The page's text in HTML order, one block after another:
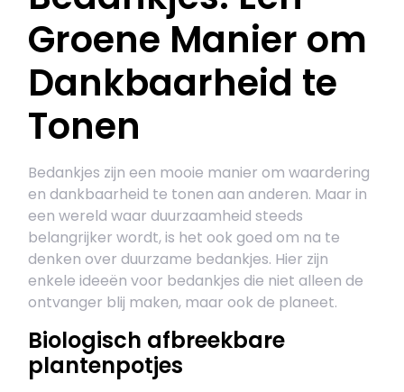
Groene Manier om
Dankbaarheid te
Tonen
Bedankjes zijn een mooie manier om waardering
en dankbaarheid te tonen aan anderen. Maar in
een wereld waar duurzaamheid steeds
belangrijker wordt, is het ook goed om na te
denken over duurzame bedankjes. Hier zijn
enkele ideeën voor bedankjes die niet alleen de
ontvanger blij maken, maar ook de planeet.
Biologisch afbreekbare
plantenpotjes